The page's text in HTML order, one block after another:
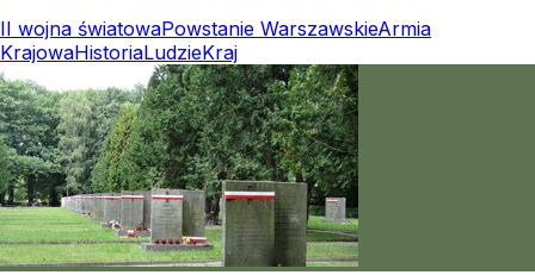
II wojna światowaPowstanie WarszawskieArmia
KrajowaHistoriaLudzieKraj